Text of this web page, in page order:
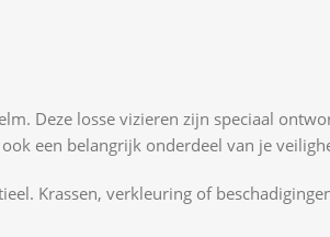
Deze losse vizieren zijn speciaal
een belangrijk onderdeel van je
Krassen, verkleuring of